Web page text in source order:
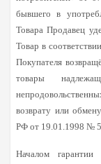
бывшего в
Товара Продавец
Товар в
Покупателя
товары
возврату или
РФ от 19.01.1998 №
Началом